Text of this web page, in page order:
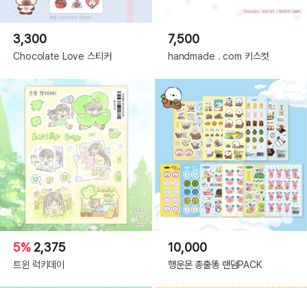
3,300
Chocolate Love 스티커
7,500
handmade . com 키스컷
5% 2,375
트윈 럭키데이
10,000
행운몬 총출똥 랜덤PACK